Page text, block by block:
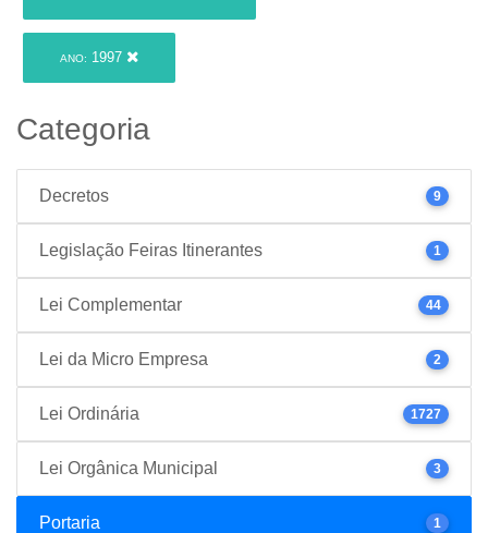
ANO: 1997
Categoria
Decretos 9
Legislação Feiras Itinerantes 1
Lei Complementar 44
Lei da Micro Empresa 2
Lei Ordinária 1727
Lei Orgânica Municipal 3
Portaria 1